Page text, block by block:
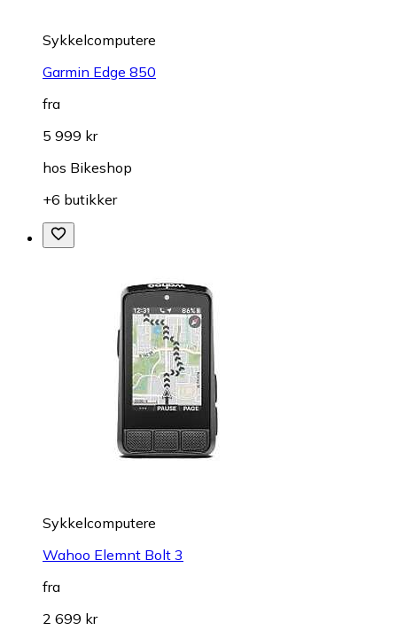
Sykkelcomputere
Garmin Edge 850
fra
5 999 kr
hos Bikeshop
+6 butikker
Sykkelcomputere
Wahoo Elemnt Bolt 3
fra
2 699 kr